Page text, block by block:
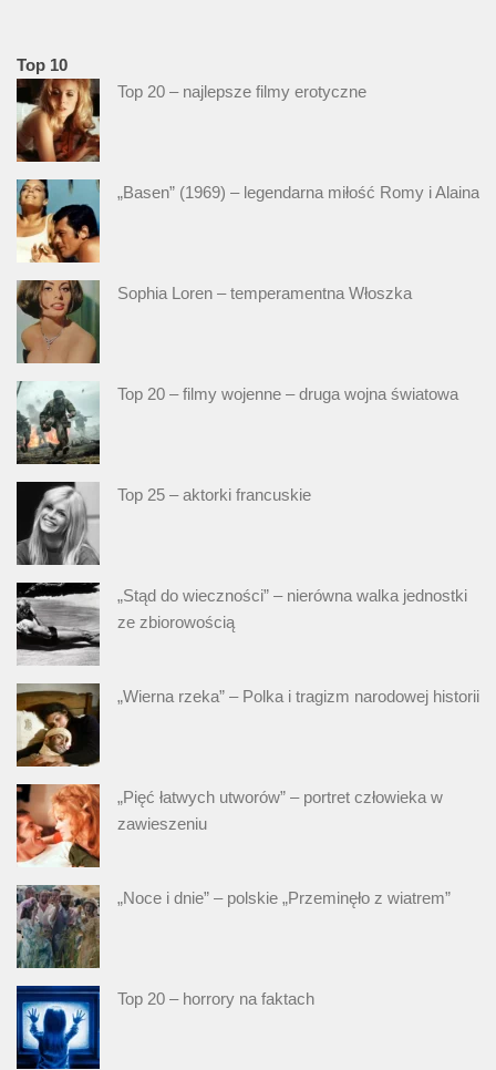
Top 10
Top 20 – najlepsze filmy erotyczne
„Basen” (1969) – legendarna miłość Romy i Alaina
Sophia Loren – temperamentna Włoszka
Top 20 – filmy wojenne – druga wojna światowa
Top 25 – aktorki francuskie
„Stąd do wieczności” – nierówna walka jednostki
ze zbiorowością
„Wierna rzeka” – Polka i tragizm narodowej historii
„Pięć łatwych utworów” – portret człowieka w
zawieszeniu
„Noce i dnie” – polskie „Przeminęło z wiatrem”
Top 20 – horrory na faktach